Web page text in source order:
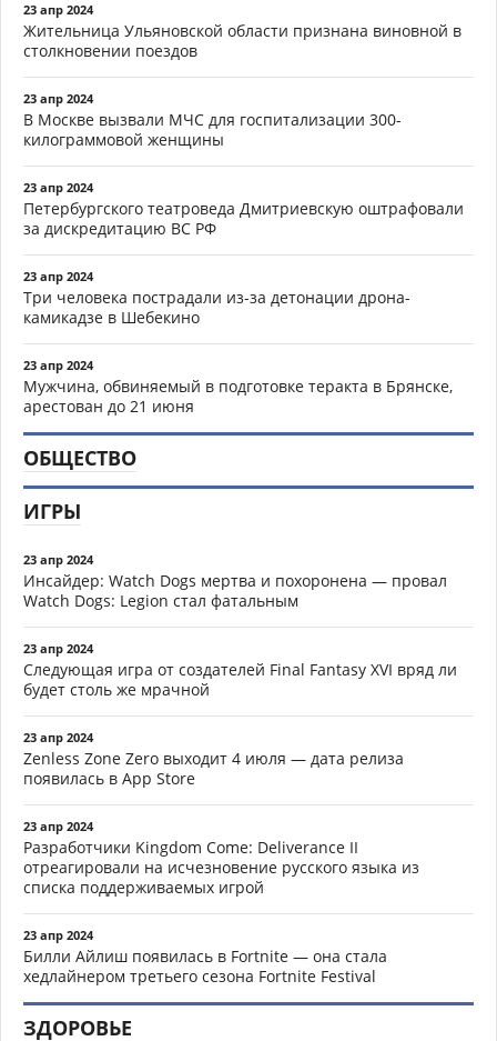
23 апр 2024
Жительница Ульяновской области признана виновной в
столкновении поездов
23 апр 2024
В Москве вызвали МЧС для госпитализации 300-
килограммовой женщины
23 апр 2024
Петербургского театроведа Дмитриевскую оштрафовали
за дискредитацию ВС РФ
23 апр 2024
Три человека пострадали из-за детонации дрона-
камикадзе в Шебекино
23 апр 2024
Мужчина, обвиняемый в подготовке теракта в Брянске,
арестован до 21 июня
ОБЩЕСТВО
ИГРЫ
23 апр 2024
Инсайдер: Watch Dogs мертва и похоронена — провал
Watch Dogs: Legion стал фатальным
23 апр 2024
Следующая игра от создателей Final Fantasy XVI вряд ли
будет столь же мрачной
23 апр 2024
Zenless Zone Zero выходит 4 июля — дата релиза
появилась в App Store
23 апр 2024
Разработчики Kingdom Come: Deliverance II
отреагировали на исчезновение русского языка из
списка поддерживаемых игрой
23 апр 2024
Билли Айлиш появилась в Fortnite — она стала
хедлайнером третьего сезона Fortnite Festival
ЗДОРОВЬЕ